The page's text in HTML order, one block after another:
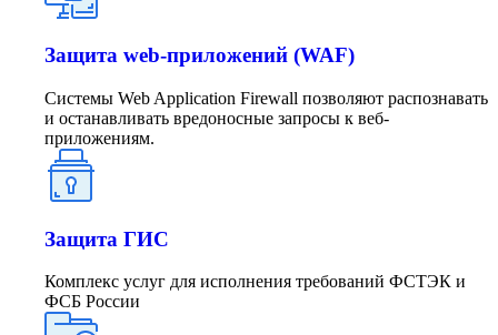
Защита web-приложений (WAF)
Системы Web Application Firewall позволяют распознавать
и останавливать вредоносные запросы к веб-
приложениям.
Защита ГИС
Комплекс услуг для исполнения требований ФСТЭК и
ФСБ России